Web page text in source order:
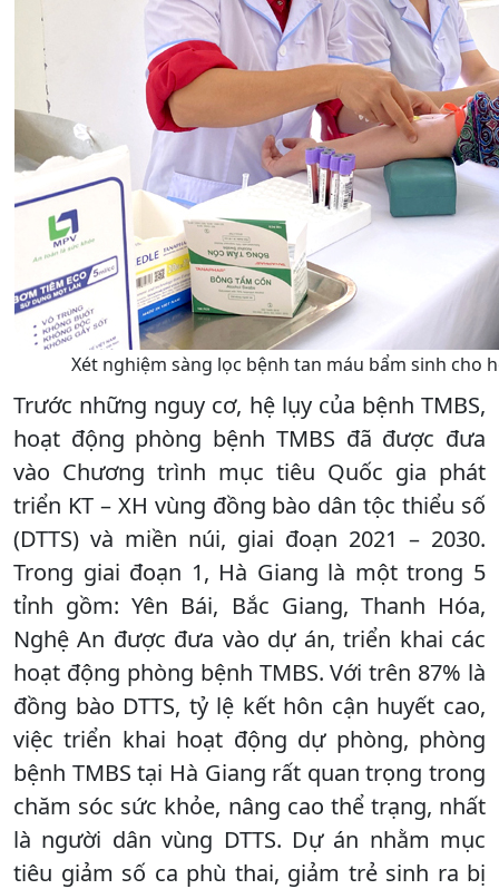
Xét nghiệm sàng lọc bệnh tan máu bẩm sinh cho
Trước những nguy cơ, hệ lụy của bệnh TMBS,
hoạt động phòng bệnh TMBS đã được đưa
vào Chương trình mục tiêu Quốc gia phát
triển KT – XH vùng đồng bào dân tộc thiểu số
(DTTS) và miền núi, giai đoạn 2021 – 2030.
Trong giai đoạn 1, Hà Giang là một trong 5
tỉnh gồm: Yên Bái, Bắc Giang, Thanh Hóa,
Nghệ An được đưa vào dự án, triển khai các
hoạt động phòng bệnh TMBS. Với trên 87% là
đồng bào DTTS, tỷ lệ kết hôn cận huyết cao,
việc triển khai hoạt động dự phòng, phòng
bệnh TMBS tại Hà Giang rất quan trọng trong
chăm sóc sức khỏe, nâng cao thể trạng, nhất
là người dân vùng DTTS. Dự án nhằm mục
tiêu giảm số ca phù thai, giảm trẻ sinh ra bị